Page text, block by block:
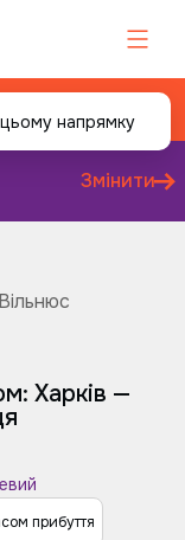
Змінити
напрямку
Харків —
прибуття